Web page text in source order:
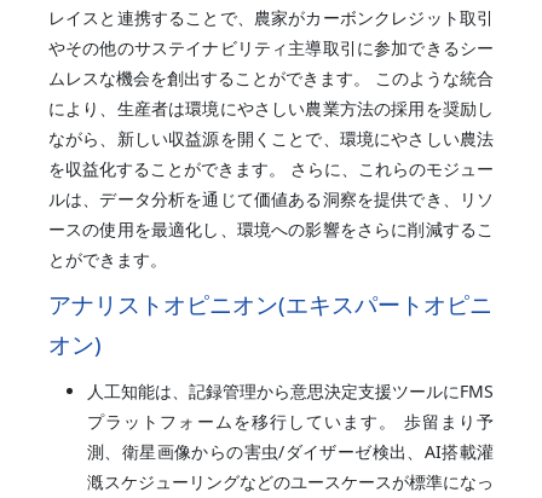
レイスと連携することで、農家がカーボンクレジット取引
やその他のサステイナビリティ主導取引に参加できるシー
ムレスな機会を創出することができます。 このような統合
により、生産者は環境にやさしい農業方法の採用を奨励し
ながら、新しい収益源を開くことで、環境にやさしい農法
を収益化することができます。 さらに、これらのモジュー
ルは、データ分析を通じて価値ある洞察を提供でき、リソ
ースの使用を最適化し、環境への影響をさらに削減するこ
とができます。
アナリストオピニオン(エキスパートオピニ
オン)
人工知能は、記録管理から意思決定支援ツールにFMS
プラットフォームを移行しています。 歩留まり予
測、衛星画像からの害虫/ダイザーゼ検出、AI搭載灌
漑スケジューリングなどのユースケースが標準になっ